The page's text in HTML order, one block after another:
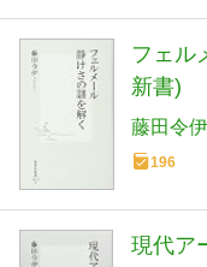
フェル
新書)
藤田令伊
196
現代ア